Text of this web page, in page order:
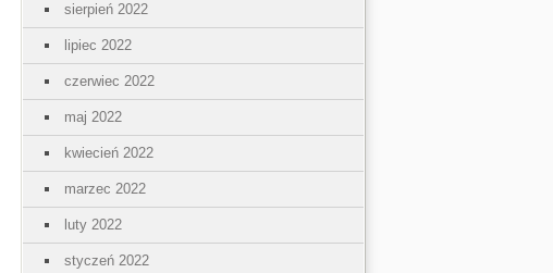
sierpień 2022
lipiec 2022
czerwiec 2022
maj 2022
kwiecień 2022
marzec 2022
luty 2022
styczeń 2022